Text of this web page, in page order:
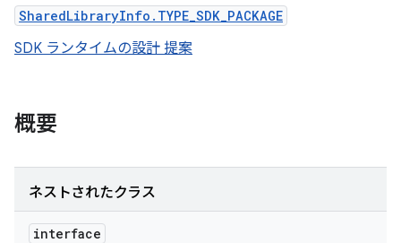
SharedLibraryInfo.TYPE_SDK_PACKAGE
SDK ランタイムの設計 提案
概要
ネストされたクラス
interface